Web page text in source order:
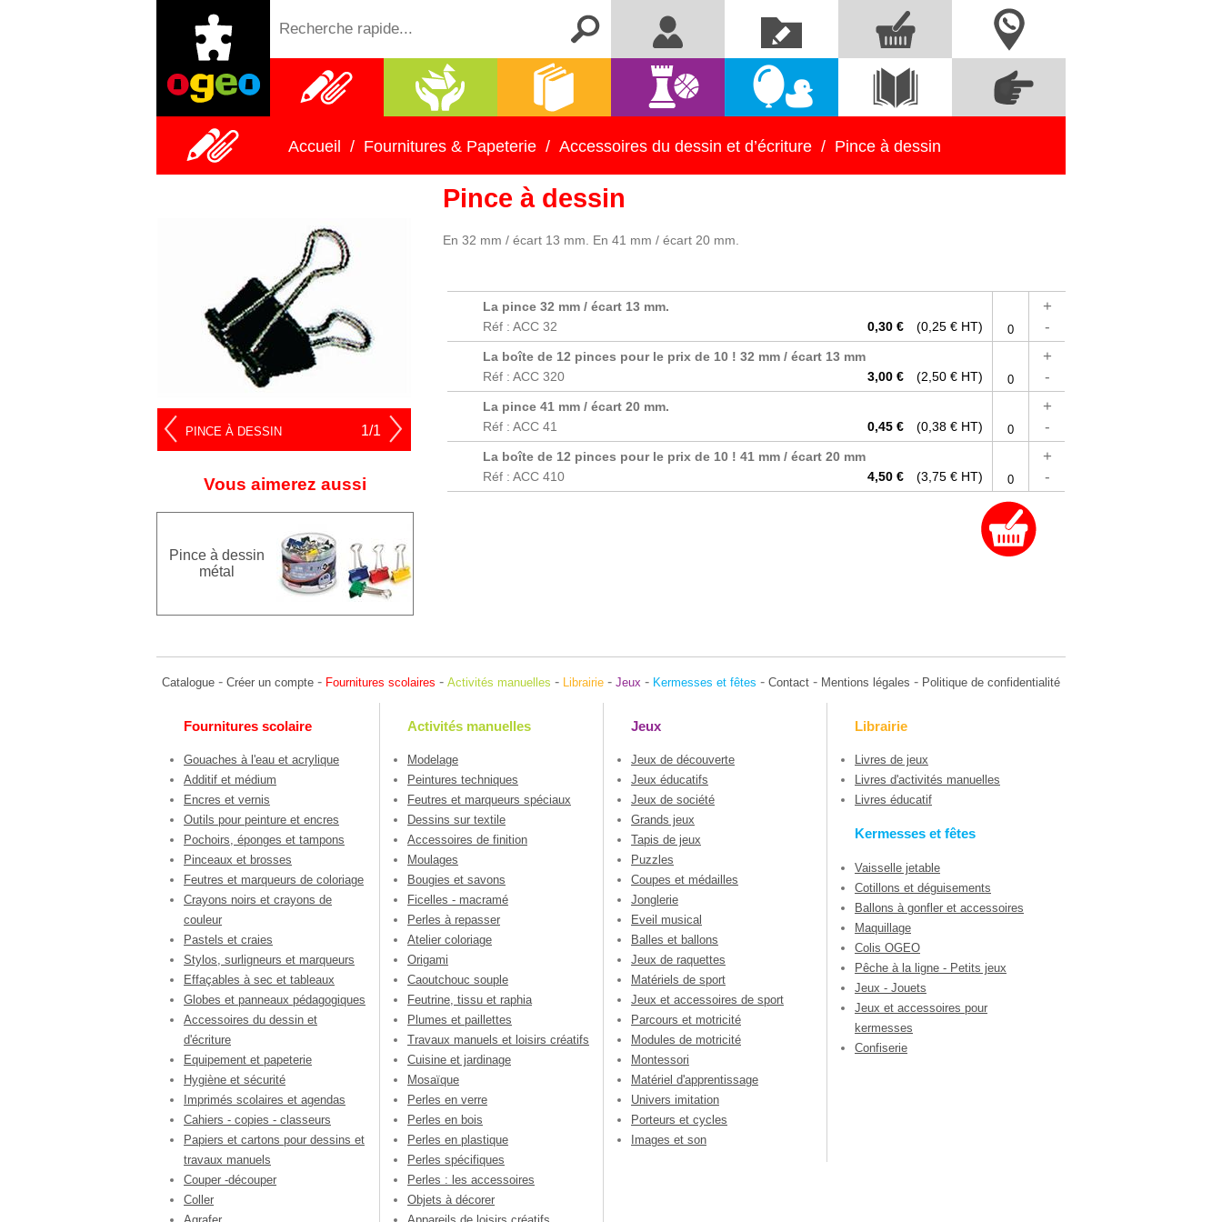
Me connecter
Créer un
compte
Nous contacter
Commandez
directement à partir
des références
Fournitures
scolaires
Activités
manuelles
Jeux
Kermesses
et fêtes
Voir le
catalogue
Accueil / Fournitures & Papeterie / Accessoires du dessin et d’écriture / Pince à dessin
Pince à dessin
PINCE À DESSIN 1/1
En 32 mm / écart 13 mm. En 41 mm / écart 20 mm.
La pince 32 mm / écart 13 mm.
Réf : ACC 32
0,30 € (0,25 € HT)
+
-
La boîte de 12 pinces pour le prix de 10 ! 32 mm / écart 13 mm
Réf : ACC 320
3,00 € (2,50 € HT)
+
-
La pince 41 mm / écart 20 mm.
Réf : ACC 41
0,45 € (0,38 € HT)
+
-
La boîte de 12 pinces pour le prix de 10 ! 41 mm / écart 20 mm
Réf : ACC 410
4,50 € (3,75 € HT)
+
-
Vous aimerez aussi
Pince à dessin
métal
Catalogue - Créer un compte - Fournitures scolaires - Activités manuelles - Librairie - Jeux - Kermesses et fêtes - Contact - Mentions légales - Politique de confidentialité
Fournitures scolaire
Gouaches à l'eau et acrylique
Additif et médium
Encres et vernis
Outils pour peinture et encres
Pochoirs, éponges et tampons
Pinceaux et brosses
Feutres et marqueurs de coloriage
Crayons noirs et crayons de
couleur
Pastels et craies
Stylos, surligneurs et marqueurs
Effaçables à sec et tableaux
Globes et panneaux pédagogiques
Accessoires du dessin et
d'écriture
Equipement et papeterie
Hygiène et sécurité
Imprimés scolaires et agendas
Cahiers - copies - classeurs
Papiers et cartons pour dessins et
travaux manuels
Couper -découper
Coller
Activités manuelles
Modelage
Peintures techniques
Feutres et marqueurs spéciaux
Dessins sur textile
Accessoires de finition
Moulages
Bougies et savons
Ficelles - macramé
Perles à repasser
Atelier coloriage
Origami
Caoutchouc souple
Feutrine, tissu et raphia
Plumes et paillettes
Travaux manuels et loisirs créatifs
Cuisine et jardinage
Mosaïque
Perles en verre
Perles en bois
Perles en plastique
Perles spécifiques
Perles : les accessoires
Objets à décorer
Jeux
Jeux de découverte
Jeux éducatifs
Jeux de société
Grands jeux
Tapis de jeux
Puzzles
Coupes et médailles
Jonglerie
Eveil musical
Balles et ballons
Jeux de raquettes
Matériels de sport
Jeux et accessoires de sport
Parcours et motricité
Modules de motricité
Montessori
Matériel d'apprentissage
Univers imitation
Porteurs et cycles
Images et son
Librairie
Livres de jeux
Livres d'activités manuelles
Livres éducatif
Kermesses et fêtes
Vaisselle jetable
Cotillons et déguisements
Ballons à gonfler et accessoires
Maquillage
Colis OGEO
Pêche à la ligne - Petits jeux
Jeux - Jouets
Jeux et accessoires pour
kermesses
Confiserie